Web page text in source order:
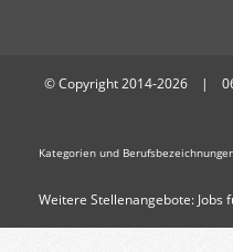
© Copyright 2014-2026 |
Kategorien und
Weitere Stellenangebote: Jobs